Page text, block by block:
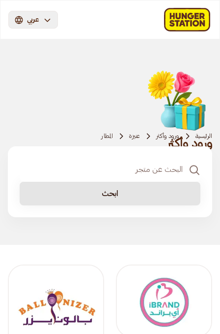
عربي
الرئيسية ورود وأكثر عنيزة المطار
ورود وأكثر
ابحث